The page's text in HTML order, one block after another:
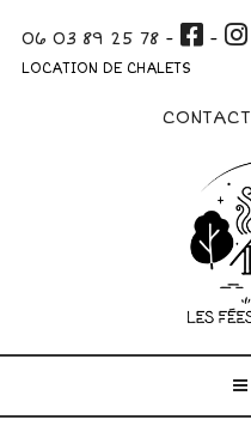
au
contenu
06 03 89 25 78- -
LOCATION DE CHALETS
CONTACT